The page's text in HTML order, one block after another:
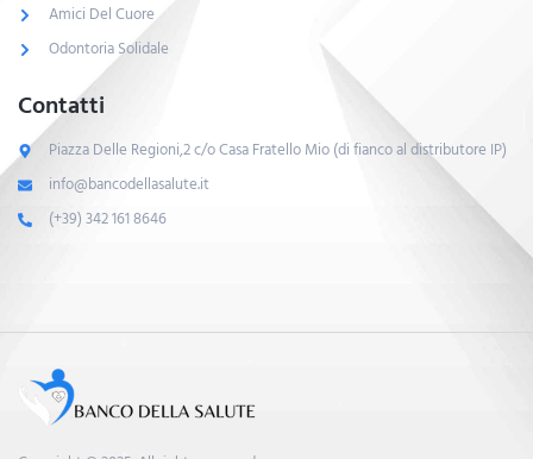
Amici Del Cuore
Odontoria Solidale
Contatti
Piazza Delle Regioni,2 c/o Casa Fratello Mio (di fianco al distributore IP)
info@bancodellasalute.it
(+39) 342 161 8646